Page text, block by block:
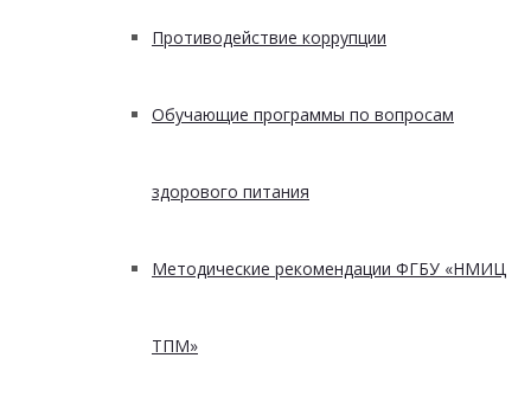
Противодействие коррупции
Обучающие программы по вопросам
здорового питания
Методические рекомендации ФГБУ «НМИЦ
ТПМ»